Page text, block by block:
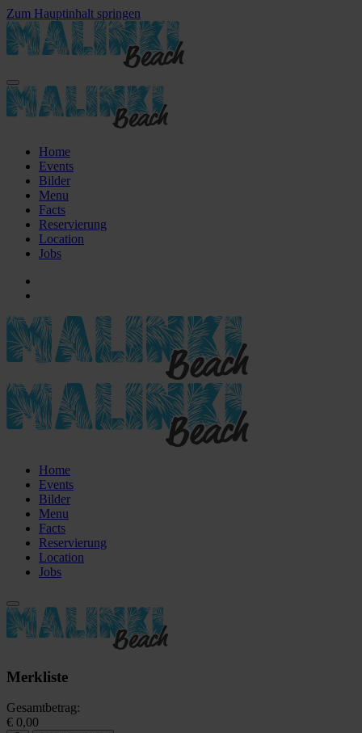
Zum Hauptinhalt springen
Home
Events
Bilder
Menu
Facts
Reservierung
Location
Jobs
Home
Events
Bilder
Menu
Facts
Reservierung
Location
Jobs
Merkliste
Gesamtbetrag:
€ 0,00